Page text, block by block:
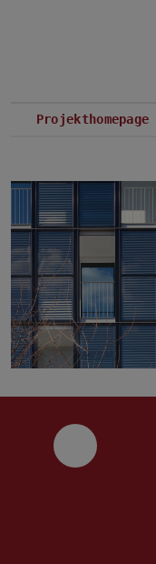
Projekthomepage
Instagram